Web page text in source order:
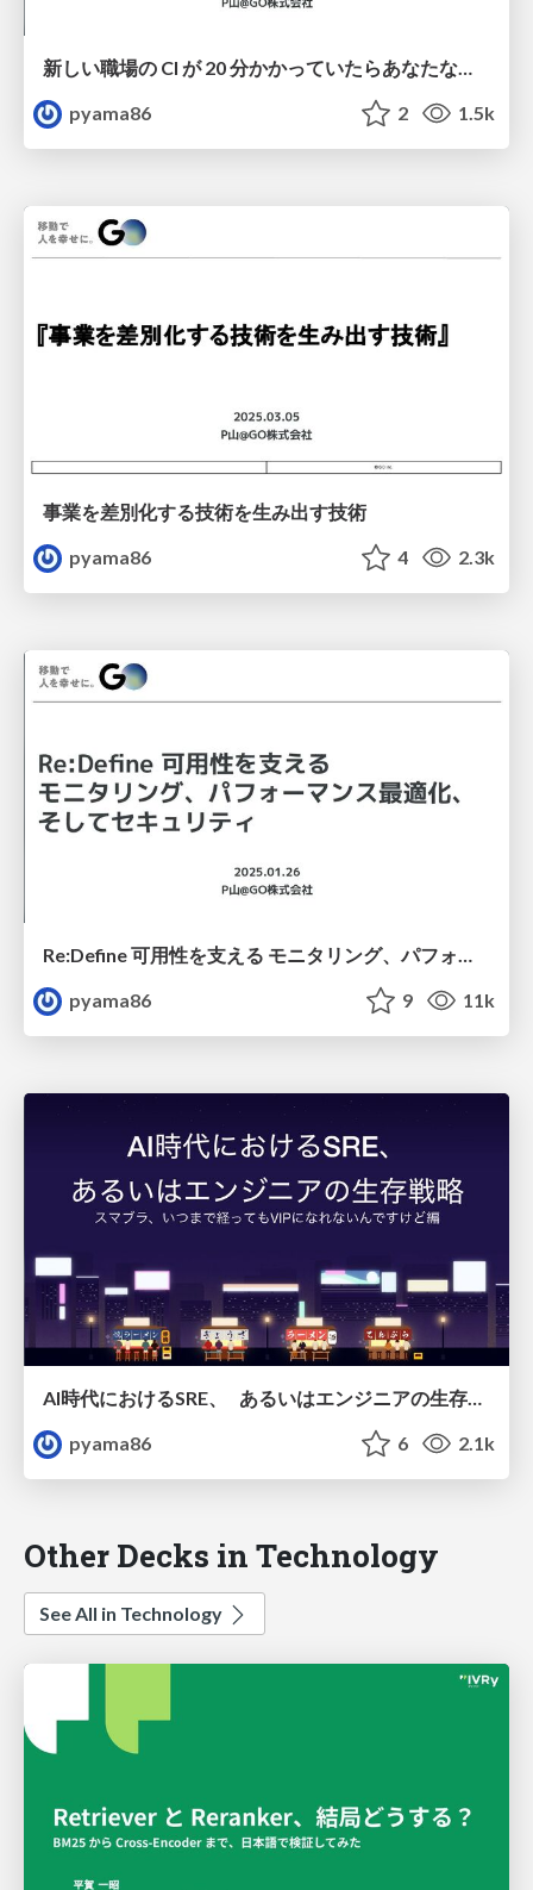
新しい職場の CI が 20 分かかっていたらあなたならどうする？
pyama86
2 1.5k
事業を差別化する技術を生み出す技術
pyama86
4 2.3k
Re:Define 可用性を支える モニタリング、パフォーマンス最適化、そしてセキュリティ
pyama86
9 11k
AI時代におけるSRE、 あるいはエンジニアの生存戦略
pyama86
6 2.1k
Other Decks in Technology
See All in Technology